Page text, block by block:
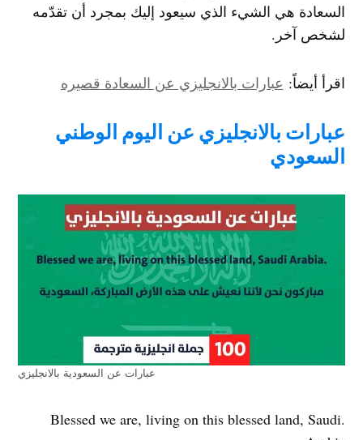
السعادة هي الشيء الذي سيعود إليك بمجرد أن تقدّمه
لشخص آخر.
اقرأ أيضاً: عبارات بالانجليزي عن السعادة قصيره
عبارات بالانجليزي عن اليوم الوطني
السعودي
عبارات عن السعودية بالانجليزي
.Blessed we are, living on this blessed land, Saudi